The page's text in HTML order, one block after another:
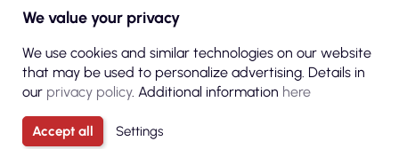
( 1,54 € Brutto )
Aufpreis für
Computerstickerei. Größe 1
Aufpreis für
Computerstickerei Größe 4
We value your privacy
We use cookies and similar technologies on our website
that may be used to personalize advertising. Details in
our privacy policy. Additional information here
Accept all Settings